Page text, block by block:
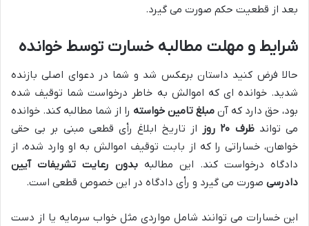
بعد از قطعیت حکم صورت می گیرد.
شرایط و مهلت مطالبه خسارت توسط خوانده
حالا فرض کنید داستان برعکس شد و شما در دعوای اصلی بازنده
شدید. خوانده ای که اموالش به خاطر درخواست شما توقیف شده
بود، حق دارد که آن مبلغ تامین خواسته را از شما مطالبه کند. خوانده
می تواندظرف ۲۰ روز
از تاریخ ابلاغ رأی قطعی مبنی بر بی حقی
خواهان، خساراتی را که از بابت توقیف اموالش به او وارد شده، از
دادگاه درخواست کند. این مطالبه بدون رعایت تشریفات آیین
دادرسی صورت می گیرد و رأی دادگاه در این خصوص قطعی است.
این خسارات می توانند شامل مواردی مثل خواب سرمایه یا از دست